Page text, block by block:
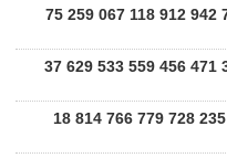
75 259 067 118 912 942
37 629 533 559 456 471
18 814 766 779 728